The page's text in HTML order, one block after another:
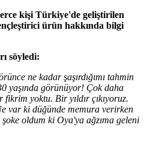
kişi Türkiye'de geliştirilen
ürün hakkında bilgi
söyledi:
ne kadar şaşırdığımı tahmin
yaşında görünüyor! Çok daha
yoktu. Bir yıldır çıkıyoruz.
var ki düğünde memura verirken
şoke oldum ki Oya'ya ağzıma geleni